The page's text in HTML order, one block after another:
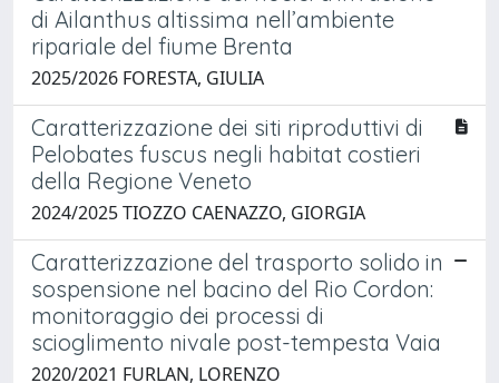
di Ailanthus altissima nell’ambiente
ripariale del fiume Brenta
2025/2026 FORESTA, GIULIA
Caratterizzazione dei siti riproduttivi di
Pelobates fuscus negli habitat costieri
della Regione Veneto
2024/2025 TIOZZO CAENAZZO, GIORGIA
Caratterizzazione del trasporto solido in
sospensione nel bacino del Rio Cordon:
monitoraggio dei processi di
scioglimento nivale post-tempesta Vaia
2020/2021 FURLAN, LORENZO